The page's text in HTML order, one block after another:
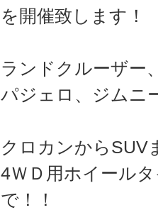
を開催致します！
ランドクルーザー
パジェロ、ジムニ
クロカンからSUV
4ＷＤ用ホイール
で！！